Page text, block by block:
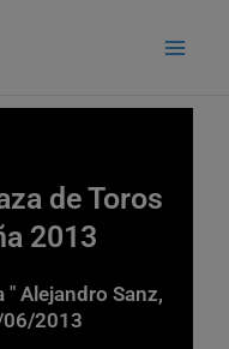
de Toros
2013
" Alejandro Sanz,
2013